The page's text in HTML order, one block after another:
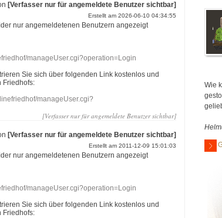
[Verfasser nur für angemeldete Benutzer sichtbar]
Erstellt am 2026-06-10 04:34:55
nur angemeldetenen Benutzern angezeigt
manageUser.cgi?operation=Login
Sie sich über folgenden Link kostenlos und
Friedhofs:
manageUser.cgi?
[Verfasser nur für angemeldete Benutzer sichtbar]
[Verfasser nur für angemeldete Benutzer sichtbar]
Erstellt am 2011-12-09 15:01:03
nur angemeldetenen Benutzern angezeigt
manageUser.cgi?operation=Login
Sie sich über folgenden Link kostenlos und
Friedhofs:
Wie